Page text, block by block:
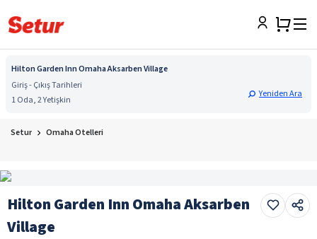
Hilton Garden Inn Omaha Aksarben Village
Giriş - Çıkış Tarihleri
1 Oda, 2 Yetişkin
Yeniden Ara
Setur Omaha Otelleri
Hilton Garden Inn Omaha Aksarben
Village